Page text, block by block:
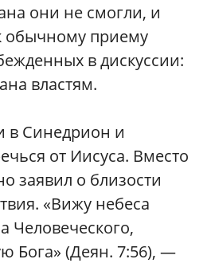
они не смогли, и
обычному приему
в дискуссии:
властям.
в Синедрион и
от Иисуса. Вместо
заявил о близости
«Вижу небеса
Человеческого,
Бога» (Деян. 7:56), —